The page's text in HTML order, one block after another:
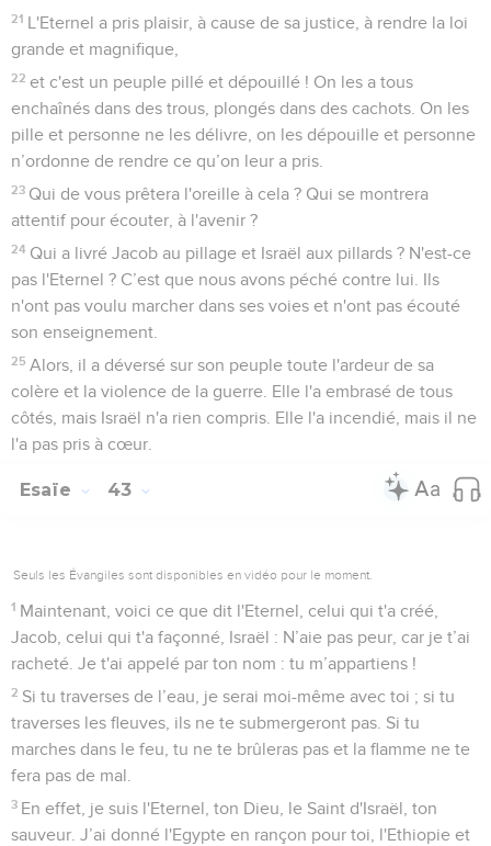
21 L'Eternel a pris plaisir, à cause de sa justice, à rendre la loi
grande et magnifique,
22 et c'est un peuple pillé et dépouillé ! On les a tous
enchaînés dans des trous, plongés dans des cachots. On les
pille et personne ne les délivre, on les dépouille et personne
n’ordonne de rendre ce qu’on leur a pris.
23 Qui de vous prêtera l'oreille à cela ? Qui se montrera
attentif pour écouter, à l'avenir ?
24 Qui a livré Jacob au pillage et Israël aux pillards ? N'est-ce
pas l'Eternel ? C’est que nous avons péché contre lui. Ils
n'ont pas voulu marcher dans ses voies et n'ont pas écouté
son enseignement.
25 Alors, il a déversé sur son peuple toute l'ardeur de sa
colère et la violence de la guerre. Elle l'a embrasé de tous
côtés, mais Israël n'a rien compris. Elle l'a incendié, mais il ne
l'a pas pris à cœur.
Esaïe 43
Seuls les Évangiles sont disponibles en vidéo pour le moment.
1 Maintenant, voici ce que dit l'Eternel, celui qui t'a créé,
Jacob, celui qui t'a façonné, Israël : N’aie pas peur, car je t’ai
racheté. Je t'ai appelé par ton nom : tu m’appartiens !
2 Si tu traverses de l’eau, je serai moi-même avec toi ; si tu
traverses les fleuves, ils ne te submergeront pas. Si tu
marches dans le feu, tu ne te brûleras pas et la flamme ne te
fera pas de mal.
3 En effet, je suis l'Eternel, ton Dieu, le Saint d'Israël, ton
sauveur. J’ai donné l'Egypte en rançon pour toi, l'Ethiopie et